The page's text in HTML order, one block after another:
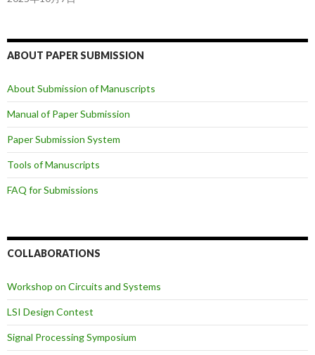
ABOUT PAPER SUBMISSION
About Submission of Manuscripts
Manual of Paper Submission
Paper Submission System
Tools of Manuscripts
FAQ for Submissions
COLLABORATIONS
Workshop on Circuits and Systems
LSI Design Contest
Signal Processing Symposium